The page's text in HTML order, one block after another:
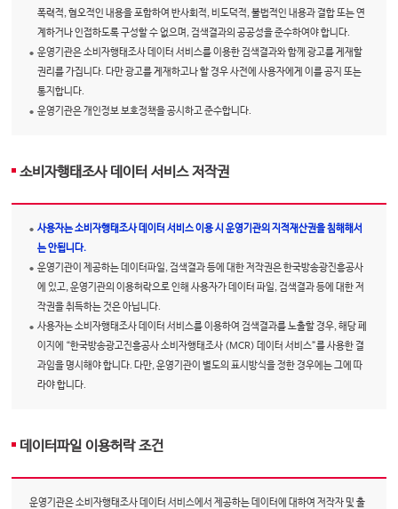
폭력적, 혐오적인 내용을 포함하여 반사회적, 비도덕적, 불법적인 내용과 결합 또는 연
계하거나 인접하도록 구성할 수 없으며, 검색결과의 공공성을 준수하여야 합니다.
운영기관은 소비자행태조사 데이터 서비스를 이용한 검색결과와 함께 광고를 게재할
권리를 가집니다. 다만 광고를 게재하고나 할 경우 사전에 사용자에게 이를 공지 또는
통지합니다.
운영기관은 개인정보 보호정책을 공시하고 준수합니다.
소비자행태조사 데이터 서비스 저작권
사용자는 소비자행태조사 데이터 서비스 이용 시 운영기관의 지적재산권을 침해해서
는 안됩니다.
운영기관이 제공하는 데이터파일, 검색결과 등에 대한 저작권은 한국방송광진흥공사
에 있고, 운영기관의 이용허락으로 인해 사용자가 데이터 파일, 검색결과 등에 대한 저
작권을 취득하는 것은 아닙니다.
사용자는 소비자행태조사 데이터 서비스를 이용하여 검색결과를 노출할 경우, 해당 페
이지에 “한국방송광고진흥공사 소비자행태조사 (MCR) 데이터 서비스”를 사용한 결
과임을 명시해야 합니다. 다만, 운영기관이 별도의 표시방식을 정한 경우에는 그에 따
라야 합니다.
데이터파일 이용허락 조건
운영기관은 소비자행태조사 데이터 서비스에서 제공하는 데이터에 대하여 저작자 및 출